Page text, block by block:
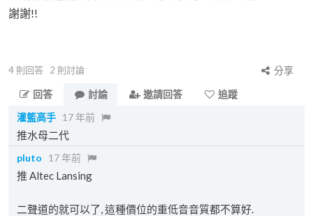
謝謝!!
4 則回答 2 則討論
分享
回答
討論 邀請回答
追蹤
灌籃高手 17 年前
推水母二代
pluto 17 年前
推 Altec Lansing
二聲道的就可以了, 這種價位的重低音音質都不算好.